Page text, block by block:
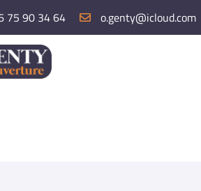
75 90 34 64
Bréthencourt